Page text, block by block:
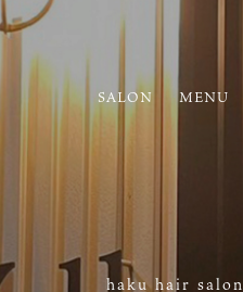
haku hair salon
SALON MENU